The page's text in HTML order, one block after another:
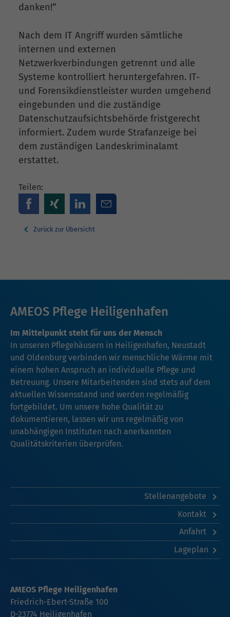
danken!“
Nach dem IT Angriff wurden sämtliche
internen und externen
Netzwerkverbindungen getrennt und alle
Systeme kontrolliert heruntergefahren. IT-
und Forensikdienstleister wurden umgehend
eingebunden und die zuständige
Datenschutzaufsichtsbehörde fristgerecht
informiert. Zudem wurde Strafanzeige bei
dem zuständigen Landeskriminalamt
erstattet.
Teilen:
Zurück zur Übersicht
AMEOS Pflege Heiligenhafen
Im Mittelpunkt steht für uns der Mensch
In unseren Pflegehäusern in Heiligenhafen, Neustadt
und Oldenburg verbinden wir menschliche Wärme mit
einem hohen Anspruch an individuelle Pflege und
Betreuung. Unsere Mitarbeitenden sind stets auf dem
aktuellen Wissensstand und werden regelmäßig
fortgebildet. Um unsere hohe Qualität zu
dokumentieren, lassen wir uns regelmäßig von
unabhängigen Instituten nach anerkannten
Qualitätskriterien überprüfen.
Stellenangebote
Kontakt
Anfahrt
Lageplan
AMEOS Pflege Heiligenhafen
Friedrich-Ebert-Straße 100
D-23774 Heiligenhafen